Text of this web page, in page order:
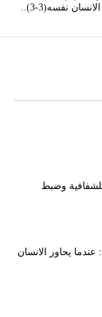
نفسه(3-3)..
وضبط
عندما يحاور الانسان